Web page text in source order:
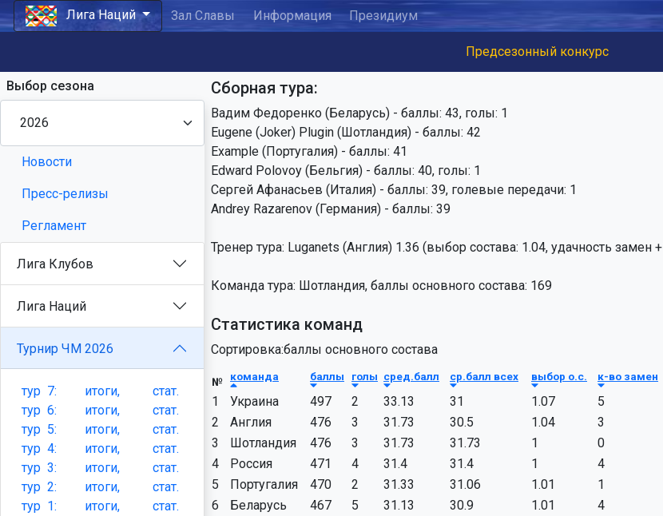
Лига Наций Зал Славы Информация Президиум
Предсезонный конкурс
Выбор сезона
Новости
Пресс-релизы
Регламент
Лига Клубов
Лига Наций
Турнир ЧМ 2026
тур7: итоги,
стат.
тур6: итоги,
стат.
тур5: итоги,
стат.
тур4: итоги,
стат.
тур3: итоги,
стат.
тур2: итоги,
стат.
тур1: итоги,
стат.
Сборная тура:
Вадим Федоренко (Беларусь) - баллы: 43, голы: 1
Eugene (Joker) Plugin (Шотландия) - баллы: 42
Example (Португалия) - баллы: 41
Edward Polovoy (Бельгия) - баллы: 40, голы: 1
Сергей Афанасьев (Италия) - баллы: 39, голевые передачи: 1
Andrey Razarenov (Германия) - баллы: 39
Тренер тура: Luganets (Англия) 1.36 (выбор состава: 1.04, удачность замен
Команда тура: Шотландия, баллы основного состава: 169
Статистика команд
Сортировка:баллы основного состава
№ команда баллы голы сред.балл ср.балл всех выбор о.с. к-во замен
1 Украина 497 2 33.13 31 1.07 5
2
Англия 476 3 31.73 30.5 1.04 3
3
Шотландия 476 3 31.73 31.73 1 0
4
Россия 471 4 31.4 31.4 1 4
5
Португалия 470 2 31.33 31.06 1.01 1
6
Беларусь 467 5 31.13 30.9 1.01 4